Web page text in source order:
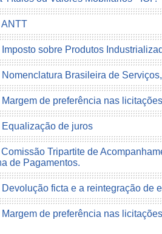
ANTT
Imposto sobre Produtos
Nomenclatura Brasileira de
Margem de preferência nas licitações
Equalização de juros
Comissão Tripartite de
de Pagamentos.
Devolução ficta e a reintegração de
Margem de preferência nas